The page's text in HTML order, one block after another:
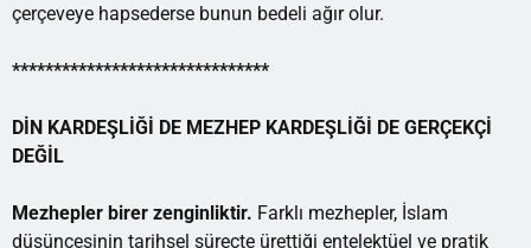
çerçeveye hapsederse bunun bedeli ağır olur.
*******************************
DİN KARDEŞLİĞİ DE MEZHEP KARDEŞLİĞİ DE GERÇEKÇİ
DEĞİL
Mezhepler birer zenginliktir. Farklı mezhepler, İslam
düşüncesinin tarihsel süreçte ürettiği entelektüel ve pratik